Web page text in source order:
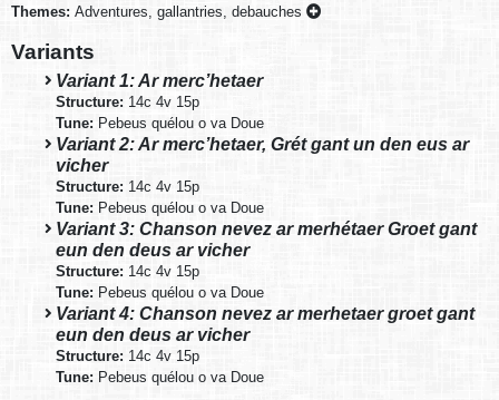
Themes: Adventures, gallantries, debauches
Variants
Variant 1: Ar merc’hetaer
Structure: 14c 4v 15p
Tune: Pebeus quélou o va Doue
Variant 2: Ar merc’hetaer, Grét gant un den eus ar
vicher
Structure: 14c 4v 15p
Tune: Pebeus quélou o va Doue
Variant 3: Chanson nevez ar merhétaer Groet gant
eun den deus ar vicher
Structure: 14c 4v 15p
Tune: Pebeus quélou o va Doue
Variant 4: Chanson nevez ar merhetaer groet gant
eun den deus ar vicher
Structure: 14c 4v 15p
Tune: Pebeus quélou o va Doue